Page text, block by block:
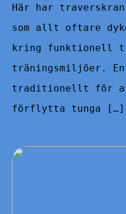
Här har
som allt oftare
kring funktionell
träningsmiljöer. En
traditionellt för
förflytta tunga […]